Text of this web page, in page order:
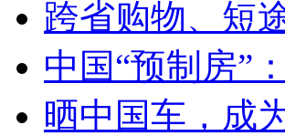
跨省购物、短
中国“预制房”
晒中国车，成